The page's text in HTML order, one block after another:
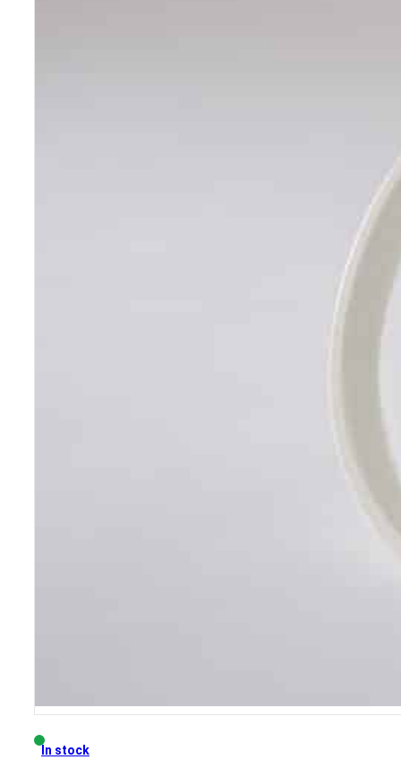
In stock